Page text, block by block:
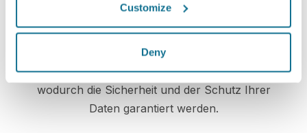
Customize
Deny
Einfach und sicher
Crisalix hat sich dazu verpflichtet, Ihre
Privatsphäre zu jeder Zeit zu schützen. Unsere
Server sind allesamt vollständig verschlüsselt,
wodurch die Sicherheit und der Schutz Ihrer
Daten garantiert werden.